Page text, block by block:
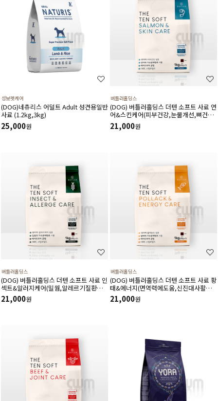
성보펫케어
(DOG)네츄리스 어덜트 Adult 성견용일반
사료 (1.2kg,3kg)
25,000원
버틀러홀딩스
(DOG) 버틀러홀딩스 더텐 소프트 사료 연
어&스킨케어(피부건강,눈물개선,뼈건강
도움) 1kg
21,000원
버틀러홀딩스
(DOG) 버틀러홀딩스 더텐 소프트 사료 인
섹트&알러지케어(밀웜,알레르기질환개
선) 1kg
21,000원
버틀러홀딩스
(DOG) 버틀러홀딩스 더텐 소프트 사료 황
태&에너지(면역력에도움,신진대사활성
화,스트레스해소) 1kg
21,000원